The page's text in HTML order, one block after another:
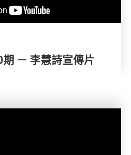
期 － 李慧詩宣傳片